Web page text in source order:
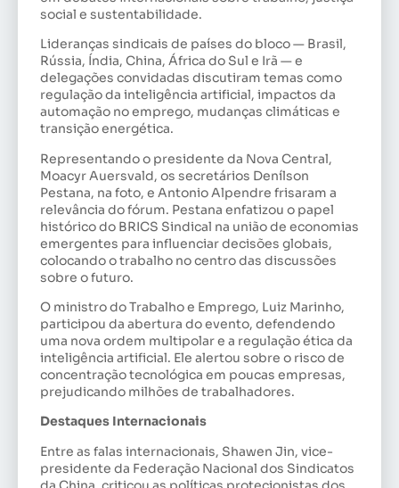
social e sustentabilidade.
Lideranças sindicais de países do bloco — Brasil,
Rússia, Índia, China, África do Sul e Irã — e
delegações convidadas discutiram temas como
regulação da inteligência artificial, impactos da
automação no emprego, mudanças climáticas e
transição energética.
Representando o presidente da Nova Central,
Moacyr Auersvald, os secretários Denílson
Pestana, na foto, e Antonio Alpendre frisaram a
relevância do fórum. Pestana enfatizou o papel
histórico do BRICS Sindical na união de economias
emergentes para influenciar decisões globais,
colocando o trabalho no centro das discussões
sobre o futuro.
O ministro do Trabalho e Emprego, Luiz Marinho,
participou da abertura do evento, defendendo
uma nova ordem multipolar e a regulação ética da
inteligência artificial. Ele alertou sobre o risco de
concentração tecnológica em poucas empresas,
prejudicando milhões de trabalhadores.
Destaques Internacionais
Entre as falas internacionais, Shawen Jin, vice-
presidente da Federação Nacional dos Sindicatos